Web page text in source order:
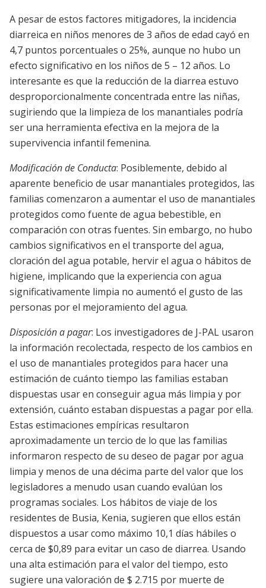
A pesar de estos factores mitigadores, la incidencia
diarreica en niños menores de 3 años de edad cayó en
4,7 puntos porcentuales o 25%, aunque no hubo un
efecto significativo en los niños de 5 – 12 años. Lo
interesante es que la reducción de la diarrea estuvo
desproporcionalmente concentrada entre las niñas,
sugiriendo que la limpieza de los manantiales podría
ser una herramienta efectiva en la mejora de la
supervivencia infantil femenina.
Modificación de Conducta: Posiblemente, debido al
aparente beneficio de usar manantiales protegidos, las
familias comenzaron a aumentar el uso de manantiales
protegidos como fuente de agua bebestible, en
comparación con otras fuentes. Sin embargo, no hubo
cambios significativos en el transporte del agua,
cloración del agua potable, hervir el agua o hábitos de
higiene, implicando que la experiencia con agua
significativamente limpia no aumentó el gusto de las
personas por el mejoramiento del agua.
Disposición a pagar: Los investigadores de J-PAL usaron
la información recolectada, respecto de los cambios en
el uso de manantiales protegidos para hacer una
estimación de cuánto tiempo las familias estaban
dispuestas usar en conseguir agua más limpia y por
extensión, cuánto estaban dispuestas a pagar por ella.
Estas estimaciones empíricas resultaron
aproximadamente un tercio de lo que las familias
informaron respecto de su deseo de pagar por agua
limpia y menos de una décima parte del valor que los
legisladores a menudo usan cuando evalúan los
programas sociales. Los hábitos de viaje de los
residentes de Busia, Kenia, sugieren que ellos están
dispuestos a usar como máximo 10,1 días hábiles o
cerca de $0,89 para evitar un caso de diarrea. Usando
una alta estimación para el valor del tiempo, esto
sugiere una valoración de $ 2.715 por muerte de